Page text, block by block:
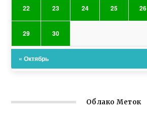
22 23 24 25 26
29 30
« Октябрь
Облако Меток